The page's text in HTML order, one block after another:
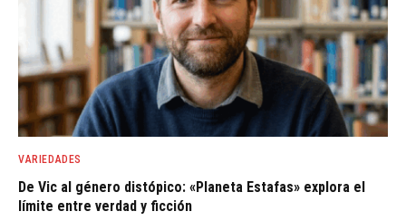
VARIEDADES
De Vic al género distópico: «Planeta Estafas» explora el
límite entre verdad y ficción